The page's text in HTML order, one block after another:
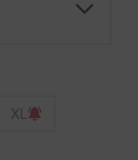
XL